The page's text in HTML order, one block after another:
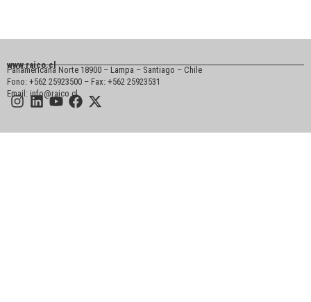
www.raico.cl
Panamericana Norte 18900 – Lampa – Santiago – Chile
Fono: +562 25923500 – Fax: +562 25923531
Email: info@raico.cl